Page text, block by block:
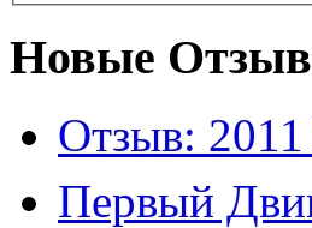
Новые
Отзыв:
Первый